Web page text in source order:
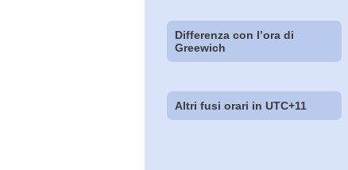
Differenza con l’ora di
Greewich
Altri fusi orari in UTC+11